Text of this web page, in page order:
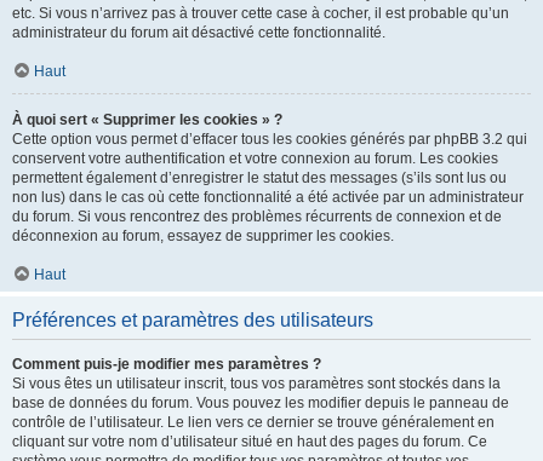
etc. Si vous n’arrivez pas à trouver cette case à cocher, il est probable qu’un
administrateur du forum ait désactivé cette fonctionnalité.
Haut
À quoi sert « Supprimer les cookies » ?
Cette option vous permet d’effacer tous les cookies générés par phpBB 3.2 qui
conservent votre authentification et votre connexion au forum. Les cookies
permettent également d’enregistrer le statut des messages (s’ils sont lus ou
non lus) dans le cas où cette fonctionnalité a été activée par un administrateur
du forum. Si vous rencontrez des problèmes récurrents de connexion et de
déconnexion au forum, essayez de supprimer les cookies.
Haut
Préférences et paramètres des utilisateurs
Comment puis-je modifier mes paramètres ?
Si vous êtes un utilisateur inscrit, tous vos paramètres sont stockés dans la
base de données du forum. Vous pouvez les modifier depuis le panneau de
contrôle de l’utilisateur. Le lien vers ce dernier se trouve généralement en
cliquant sur votre nom d’utilisateur situé en haut des pages du forum. Ce